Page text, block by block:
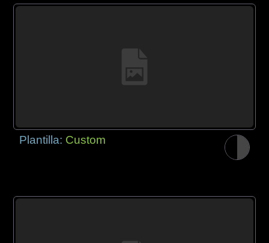
Plantilla: Custom